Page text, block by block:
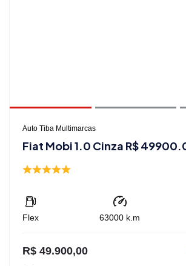
Auto Tiba Multimarcas
Fiat Mobi 1.0 Cinza R$
Flex 63000 k.m
R$ 49.900,00